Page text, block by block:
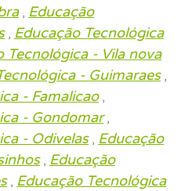
, Educação
, Educação Tecnológica
Tecnológica - Vila nova
- Guimaraes,
- Famalicao,
- Gondomar,
- Odivelas, Educação
, Educação
, Educação Tecnológica